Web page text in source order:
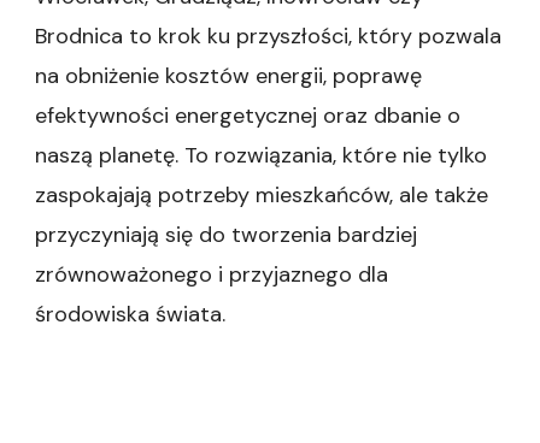
Brodnica to krok ku przyszłości, który pozwala
na obniżenie kosztów energii, poprawę
efektywności energetycznej oraz dbanie o
naszą planetę. To rozwiązania, które nie tylko
zaspokajają potrzeby mieszkańców, ale także
przyczyniają się do tworzenia bardziej
zrównoważonego i przyjaznego dla
środowiska świata.